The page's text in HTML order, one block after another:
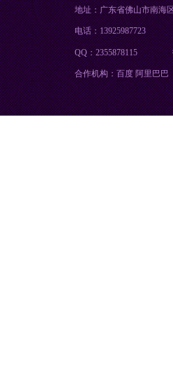
地址：广东省佛山市南海
电话：13925987723
QQ：2355878115
合作机构：百度 阿里巴巴